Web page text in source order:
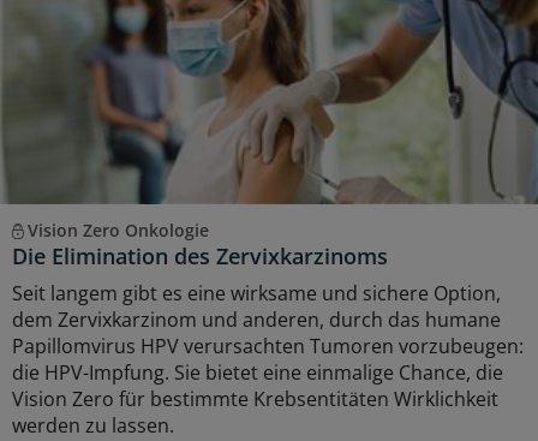
Vision Zero Onkologie
Die Elimination des Zervixkarzinoms
Seit langem gibt es eine wirksame und sichere Option,
dem Zervixkarzinom und anderen, durch das humane
Papillomvirus HPV verursachten Tumoren vorzubeugen:
die HPV-Impfung. Sie bietet eine einmalige Chance, die
Vision Zero für bestimmte Krebsentitäten Wirklichkeit
werden zu lassen.